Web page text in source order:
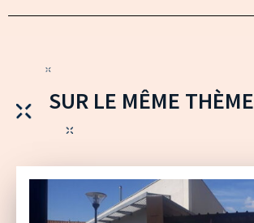
SUR LE MÊME THÈME